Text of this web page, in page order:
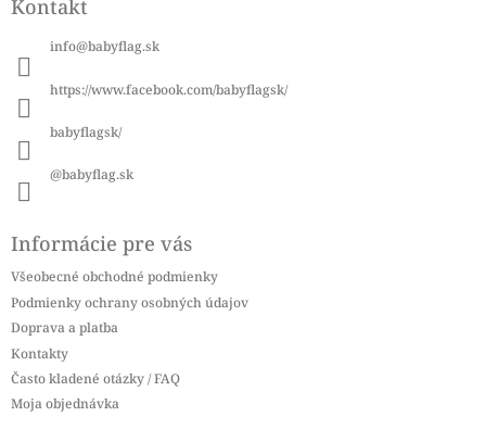
pKontakt
info@babyflag.sk
https://www.facebook.com/babyflagsk/
babyflagsk/
@babyflag.sk
Informácie pre vás
Všeobecné obchodné podmienky
Podmienky ochrany osobných údajov
Doprava a platba
Kontakty
Často kladené otázky / FAQ
Moja objednávka